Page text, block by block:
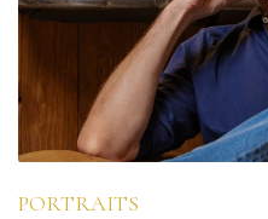
PORTRAITS